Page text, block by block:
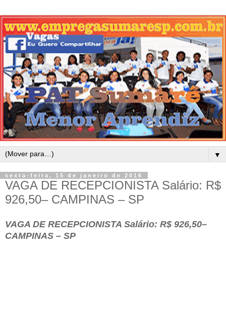
▼
sexta-feira, 15 de janeiro de 2016
VAGA DE RECEPCIONISTA Salário: R$
926,50– CAMPINAS – SP
VAGA DE RECEPCIONISTA Salário: R$ 926,50–
CAMPINAS – SP